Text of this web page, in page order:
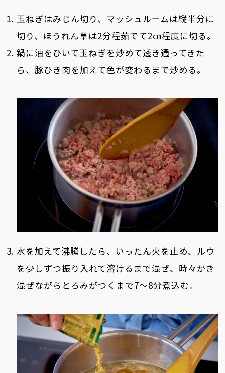
玉ねぎはみじん切り、マッシュルームは縦半分に
切り、ほうれん草は2分程茹でて2㎝程度に切る。
鍋に油をひいて玉ねぎを炒めて透き通ってきた
ら、豚ひき肉を加えて色が変わるまで炒める。
水を加えて沸騰したら、いったん火を止め、ルウ
を少しずつ振り入れて溶けるまで混ぜ、時々かき
混ぜながらとろみがつくまで7～8分煮込む。